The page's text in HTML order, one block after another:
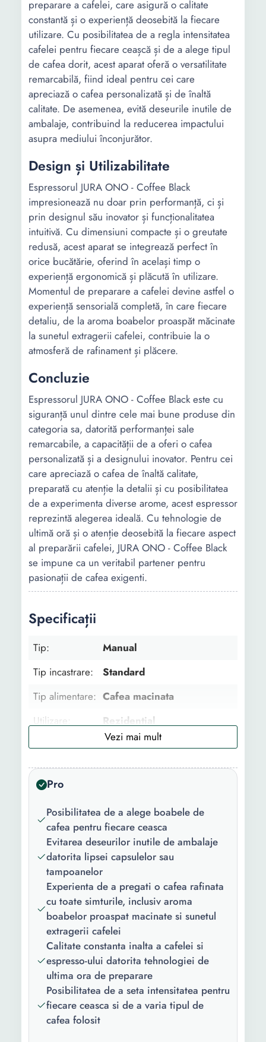
preparare a cafelei, care asigură o calitate
constantă și o experiență deosebită la fiecare
utilizare. Cu posibilitatea de a regla intensitatea
cafelei pentru fiecare ceașcă și de a alege tipul
de cafea dorit, acest aparat oferă o versatilitate
remarcabilă, fiind ideal pentru cei care
apreciază o cafea personalizată și de înaltă
calitate. De asemenea, evită deseurile inutile de
ambalaje, contribuind la reducerea impactului
asupra mediului înconjurător.
Design și Utilizabilitate
Espressorul JURA ONO - Coffee Black
impresionează nu doar prin performanță, ci și
prin designul său inovator și funcționalitatea
intuitivă. Cu dimensiuni compacte și o greutate
redusă, acest aparat se integrează perfect în
orice bucătărie, oferind în același timp o
experiență ergonomică și plăcută în utilizare.
Momentul de preparare a cafelei devine astfel o
experiență sensorială completă, în care fiecare
detaliu, de la aroma boabelor proaspăt măcinate
la sunetul extragerii cafelei, contribuie la o
atmosferă de rafinament și plăcere.
Concluzie
Espressorul JURA ONO - Coffee Black este cu
siguranță unul dintre cele mai bune produse din
categoria sa, datorită performanței sale
remarcabile, a capacității de a oferi o cafea
personalizată și a designului inovator. Pentru cei
care apreciază o cafea de înaltă calitate,
preparată cu atenție la detalii și cu posibilitatea
de a experimenta diverse arome, acest espressor
reprezintă alegerea ideală. Cu tehnologie de
ultimă oră și o atenție deosebită la fiecare aspect
al preparării cafelei, JURA ONO - Coffee Black
se impune ca un veritabil partener pentru
pasionații de cafea exigenti.
Specificații
Tip:
Manual
Tip incastrare:
Standard
Tip alimentare: Cafea macinata
Utilizare:
Rezidential
Tip bautura:
Cafea
Numar
produse
2
Numar duze
cafea:
1
Accesorii
incluse:
CLARIS Smart, 2 pastile de
macinata, tester duritate
apa
Culoare:
Negru
Putere:
1450 W
Presiune
pompa:
15 bar
Capacitate
Pro
Posibilitatea de a alege boabele de
cafea pentru fiecare ceasca
Evitarea deseurilor inutile de ambalaje
datorita lipsei capsulelor sau
tampoanelor
Experienta de a pregati o cafea rafinata
cu toate simturile, inclusiv aroma
boabelor proaspat macinate si sunetul
extragerii cafelei
Calitate constanta inalta a cafelei si
espresso-ului datorita tehnologiei de
ultima ora de preparare
Posibilitatea de a seta intensitatea pentru
fiecare ceasca si de a varia tipul de
cafea folosit